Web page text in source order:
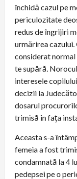
închidă cazul pe
periculozitate
redus de îngrijiri
urmărirea cazului.
considerat
te supără.
interesele
decizii la
dosarul
trimisă în fața
Aceasta s-a
femeia a fost
condamnată la 4
pedepsei pe o